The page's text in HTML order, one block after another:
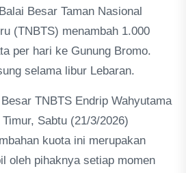
Besar Taman Nasional
(TNBTS) menambah 1.000
per hari ke Gunung Bromo.
selama libur Lebaran.
TNBTS Endrip Wahyutama
Sabtu (21/3/2026)
kuota ini merupakan
oleh pihaknya setiap momen